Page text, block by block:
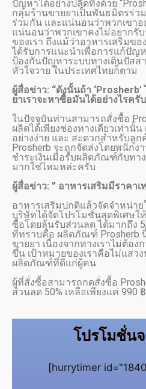
ปัญหาได้อย่างปลิดทิ้งด้วย
กลุ่มร้านขายยาเป็นพันธมิตรร่ว
ร่วมกัน และแน่นอนว่าพวกเขา
แน่นอนว่าพวกเขาคงไม่อยากรั
ของเรา ถึงแม้ว่าอาหารเสริมข
ได้รับการแนะนำเพื่อการแก้ปัญ
ป้องกันปัญหาระบบทางเดินปัสส
หัวใจวาย ในประเทศไทยก็ตาม
ผู้สื่อข่าว: “ดังนั้นถ้า
ยาเราจะหาซื้อมันได้อย่างไรครั
ในปัจจุบันท่านสามารถสั่งซื้อ
ผลิตได้เพียงช่องทางเดียวเท่านั้
อย่างง่าย และ สะดวกสำหรับลู
Prosherb จะถูกจัดส่งโดยพนักง
ชำระเงินเมื่อรับผลิตภัณฑ์กับทา
มากใช่ไหมหล่ะครับ
ผู้สื่อข่าว: ” อาหารเสริมมีราคาเ
อาหารเสริมปกติแล้วจัดจำหน่า
บริษัทได้จัดโปรโมชั่นสุดพิเศษ
ซื้อโดยลุ้นรับส่วนลด ได้มากถึง
ที่ทราบคือ ผลิตภัณฑ์ Prosherb
ขายยา เนื่องจากทางเราไม่ต้อ
ขึ้น เป้าหมายของเราคือไม่แสว
ผลิตภัณฑ์ที่ดีแก่ผู้คน
ผู้ที่สั่งซื้อสามารถกดสั่งซื้อ
ส่วนลด 50% เหลือเพียงแค่ 990
โปรโมชั่น
[hurrytimer